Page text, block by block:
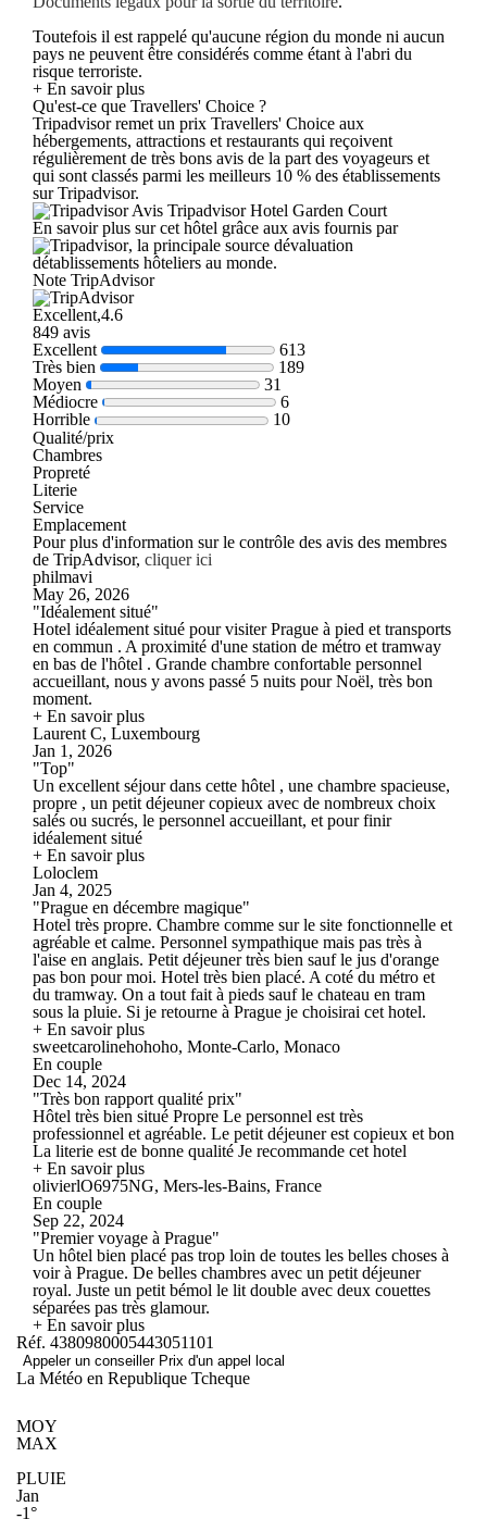
Toutefois il est rappelé qu'aucune région du monde ni aucun
pays ne peuvent être considérés comme étant à l'abri du
risque terroriste.
+ En savoir plus
Qu'est-ce que Travellers' Choice ?
Tripadvisor remet un prix Travellers' Choice aux
hébergements, attractions et restaurants qui reçoivent
régulièrement de très bons avis de la part des voyageurs et
qui sont classés parmi les meilleurs 10 % des établissements
sur Tripadvisor.
Avis Tripadvisor Hotel Garden Court
En savoir plus sur cet hôtel grâce aux avis fournis par
, la principale source dévaluation
détablissements hôteliers au monde.
Note TripAdvisor
Excellent,4.6
849 avis
Excellent
613
Très bien
189
Moyen
31
Médiocre
6
Horrible
10
Qualité/prix
Chambres
Propreté
Literie
Service
Emplacement
Pour plus d'information sur le contrôle des avis des membres
de TripAdvisor, cliquer ici
philmavi
May 26, 2026
"Idéalement situé"
Hotel idéalement situé pour visiter Prague à pied et transports
en commun . A proximité d'une station de métro et tramway
en bas de l'hôtel . Grande chambre confortable personnel
accueillant, nous y avons passé 5 nuits pour Noël, très bon
moment.
+ En savoir plus
Laurent C, Luxembourg
Jan 1, 2026
"Top"
Un excellent séjour dans cette hôtel , une chambre spacieuse,
propre , un petit déjeuner copieux avec de nombreux choix
salés ou sucrés, le personnel accueillant, et pour finir
idéalement situé
+ En savoir plus
Loloclem
Jan 4, 2025
"Prague en décembre magique"
Hotel très propre. Chambre comme sur le site fonctionnelle et
agréable et calme. Personnel sympathique mais pas très à
l'aise en anglais. Petit déjeuner très bien sauf le jus d'orange
pas bon pour moi. Hotel très bien placé. A coté du métro et
du tramway. On a tout fait à pieds sauf le chateau en tram
sous la pluie. Si je retourne à Prague je choisirai cet hotel.
+ En savoir plus
sweetcarolinehohoho, Monte-Carlo, Monaco
En couple
Dec 14, 2024
"Très bon rapport qualité prix"
Hôtel très bien situé Propre Le personnel est très
professionnel et agréable. Le petit déjeuner est copieux et bon
La literie est de bonne qualité Je recommande cet hotel
+ En savoir plus
olivierlO6975NG, Mers-les-Bains, France
En couple
Sep 22, 2024
"Premier voyage à Prague"
Un hôtel bien placé pas trop loin de toutes les belles choses à
voir à Prague. De belles chambres avec un petit déjeuner
royal. Juste un petit bémol le lit double avec deux couettes
séparées pas très glamour.
+ En savoir plus
Réf. 4380980005443051101
Appeler un conseiller Prix d'un appel local
La Météo en Republique Tcheque
MOY
MAX
PLUIE
Jan
-1°